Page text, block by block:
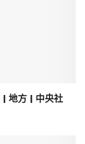
地方 | 中央社